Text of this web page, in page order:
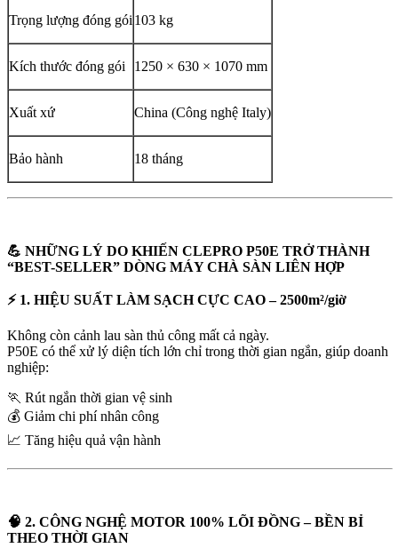
Trọng lượng đóng gói 103 kg
Kích thước đóng gói 1250 × 630 × 1070 mm
Xuất xứ China (Công nghệ Italy)
Bảo hành 18 tháng
💪 NHỮNG LÝ DO KHIẾN CLEPRO P50E TRỞ THÀNH
“BEST-SELLER” DÒNG MÁY CHÀ SÀN LIÊN HỢP
⚡ 1. HIỆU SUẤT LÀM SẠCH CỰC CAO – 2500m²/giờ
Không còn cảnh lau sàn thủ công mất cả ngày.
P50E có thể xử lý diện tích lớn chỉ trong thời gian ngắn, giúp doanh
nghiệp:
🏃 Rút ngắn thời gian vệ sinh
💰 Giảm chi phí nhân công
📈 Tăng hiệu quả vận hành
🧠 2. CÔNG NGHỆ MOTOR 100% LÕI ĐỒNG – BỀN BỈ
THEO THỜI GIAN